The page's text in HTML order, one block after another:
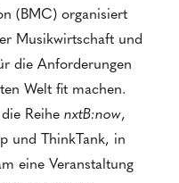
(BMC) organisiert
Musikwirtschaft und
die Anforderungen
Welt fit machen.
ReihenxtB:now,
und ThinkTank, in
eine Veranstaltung